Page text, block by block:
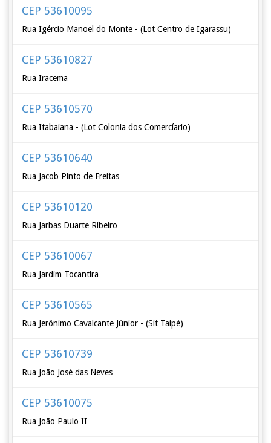
CEP 53610095
Rua Igércio Manoel do Monte - (Lot Centro de Igarassu)
CEP 53610827
Rua Iracema
CEP 53610570
Rua Itabaiana - (Lot Colonia dos Comercíario)
CEP 53610640
Rua Jacob Pinto de Freitas
CEP 53610120
Rua Jarbas Duarte Ribeiro
CEP 53610067
Rua Jardim Tocantira
CEP 53610565
Rua Jerônimo Cavalcante Júnior - (Sit Taipé)
CEP 53610739
Rua João José das Neves
CEP 53610075
Rua João Paulo II